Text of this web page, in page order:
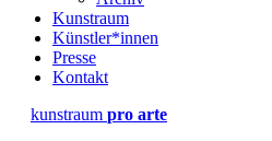
Kunstraum
Künstler*innen
Presse
Kontakt
kunstraum pro arte